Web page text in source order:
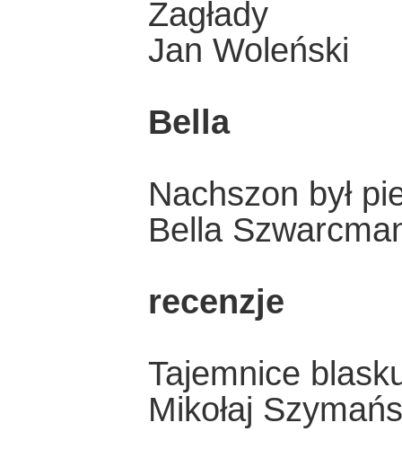
Zagłady
Jan Woleński
Bella
Nachszon był
Bella
recenzje
Tajemnice
Mikołaj